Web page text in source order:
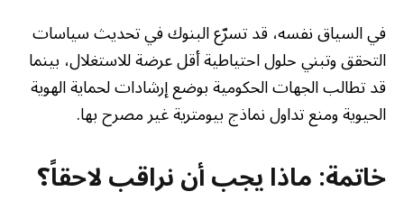
في السياق نفسه، قد تسرّع البنوك في تحديث سياسات
التحقق وتبني حلول احتياطية أقل عرضة للاستغلال، بينما
قد تطالب الجهات الحكومية بوضع إرشادات لحماية الهوية
الحيوية ومنع تداول نماذج بيومترية غير مصرح بها.
خاتمة: ماذا يجب أن نراقب لاحقاً؟